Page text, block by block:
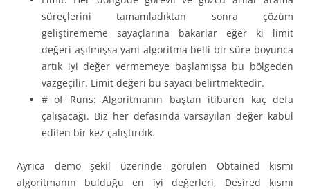
süreçlerini tamamladıktan sonra çözüm
geliştirememe sayaçlarına bakarlar eğer ki limit
değeri aşılmışsa yani algoritma belli bir süre boyunca
artık iyi değer vermemeye başlamışsa bu bölgeden
vazgeçilir. Limit değeri bu sayacı belirtmektedir.
# of Runs: Algoritmanın baştan itibaren kaç defa
çalışacağı. Biz her defasında varsayılan değer kabul
edilen bir kez çalıştırdık.
Ayrıca demo şekil üzerinde görülen Obtained kısmı
algoritmanın bulduğu en iyi değerleri, Desired kısmı